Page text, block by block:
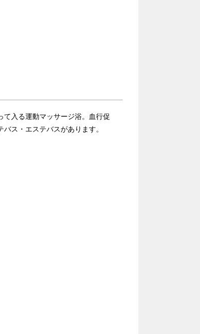
入る運動マッサージ浴。血行促
ス・エステバスがあります。